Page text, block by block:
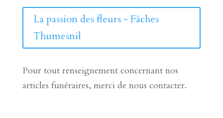
La passion des fleurs - Fâches
Thumesnil
Pour tout renseignement concernant nos
articles funéraires, merci de nous contacter.